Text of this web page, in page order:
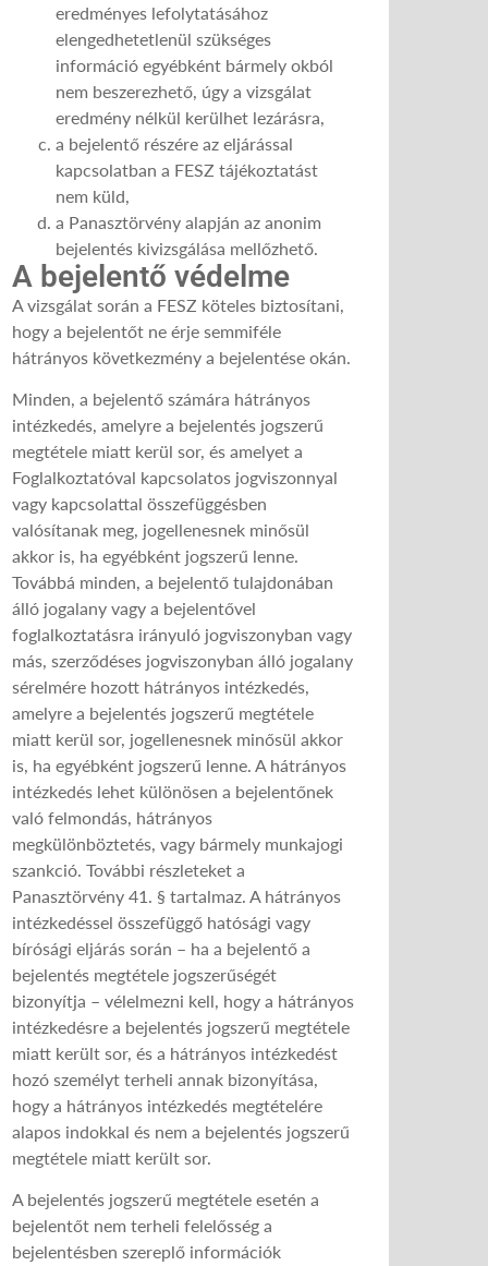
eredményes lefolytatásához
elengedhetetlenül szükséges
információ egyébként bármely okból
nem beszerezhető, úgy a vizsgálat
eredmény nélkül kerülhet lezárásra,
a bejelentő részére az eljárással
kapcsolatban a FESZ tájékoztatást
nem küld,
a Panasztörvény alapján az anonim
bejelentés kivizsgálása mellőzhető.
A bejelentő védelme
A vizsgálat során a FESZ köteles biztosítani,
hogy a bejelentőt ne érje semmiféle
hátrányos következmény a bejelentése okán.
Minden, a bejelentő számára hátrányos
intézkedés, amelyre a bejelentés jogszerű
megtétele miatt kerül sor, és amelyet a
Foglalkoztatóval kapcsolatos jogviszonnyal
vagy kapcsolattal összefüggésben
valósítanak meg, jogellenesnek minősül
akkor is, ha egyébként jogszerű lenne.
Továbbá minden, a bejelentő tulajdonában
álló jogalany vagy a bejelentővel
foglalkoztatásra irányuló jogviszonyban vagy
más, szerződéses jogviszonyban álló jogalany
sérelmére hozott hátrányos intézkedés,
amelyre a bejelentés jogszerű megtétele
miatt kerül sor, jogellenesnek minősül akkor
is, ha egyébként jogszerű lenne. A hátrányos
intézkedés lehet különösen a bejelentőnek
való felmondás, hátrányos
megkülönböztetés, vagy bármely munkajogi
szankció. További részleteket a
Panasztörvény 41. § tartalmaz. A hátrányos
intézkedéssel összefüggő hatósági vagy
bírósági eljárás során – ha a bejelentő a
bejelentés megtétele jogszerűségét
bizonyítja – vélelmezni kell, hogy a hátrányos
intézkedésre a bejelentés jogszerű megtétele
miatt került sor, és a hátrányos intézkedést
hozó személyt terheli annak bizonyítása,
hogy a hátrányos intézkedés megtételére
alapos indokkal és nem a bejelentés jogszerű
megtétele miatt került sor.
A bejelentés jogszerű megtétele esetén a
bejelentőt nem terheli felelősség a
bejelentésben szereplő információk